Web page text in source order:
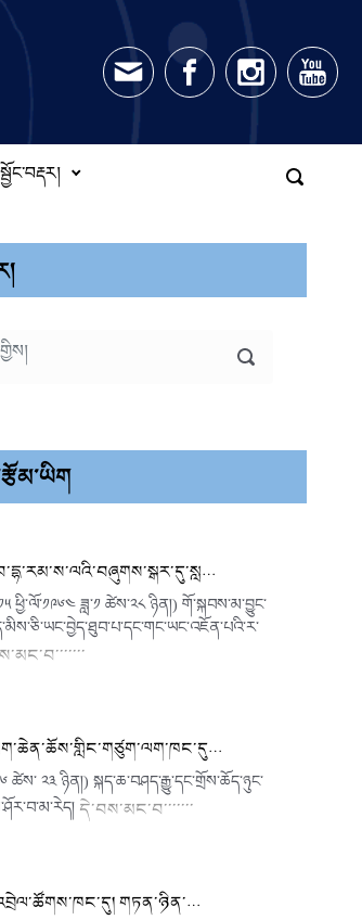
སྦྱོང་བརྡར།
ཕྱི་ལོ་༡༩༦༤ ཟླ་༡ ཚེས་༢༨ ཉིན།) གོ་སྐབས་མ་བྱུང་
ཚེས་ ༢༣ ཉིན།) སྐད་ཆ་བཤད་རྒྱུ་དང་གྲོས་ཆོད་ཉུང་
དེ་བས་མང་བ་་་་་་་
གཏན་ཉིན་…